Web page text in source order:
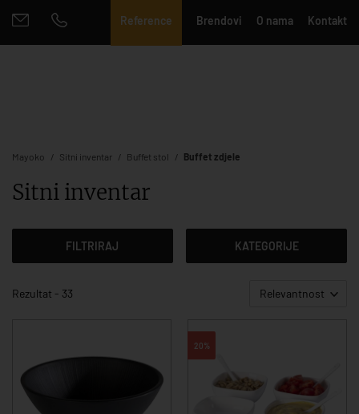
Reference Brendovi O nama Kontakt
Mayoko Sitni inventar Buffet stol Buffet zdjele
Sitni inventar
FILTRIRAJ KATEGORIJE
Rezultat - 33 Relevantnost
20%